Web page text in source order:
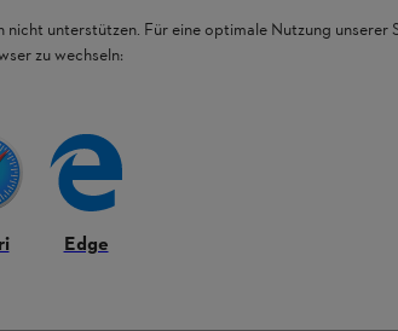
nicht unterstützen. Für eine optimale Nutzung unserer
zu wechseln:
Edge